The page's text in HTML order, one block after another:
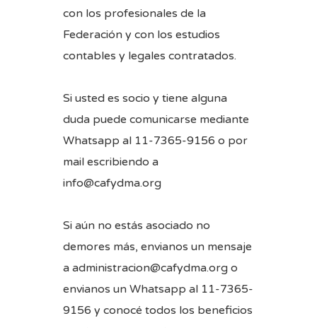
con los profesionales de la
Federación y con los estudios
contables y legales contratados.
Si usted es socio y tiene alguna
duda puede comunicarse mediante
Whatsapp al 11-7365-9156 o por
mail escribiendo a
info@cafydma.org
Si aún no estás asociado no
demores más, envianos un mensaje
a administracion@cafydma.org o
envianos un Whatsapp al 11-7365-
9156 y conocé todos los beneficios